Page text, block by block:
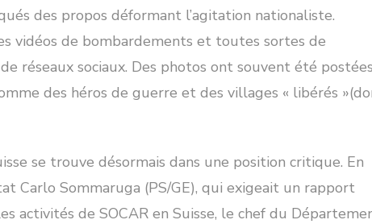
des propos déformant l’agitation nationaliste.
vidéos de bombardements et toutes sortes de
réseaux sociaux. Des photos ont souvent été
des héros de guerre et des villages « libérés
se trouve désormais dans une position critique. En
Carlo Sommaruga (PS/GE), qui exigeait un rapport
activités de SOCAR en Suisse, le chef du